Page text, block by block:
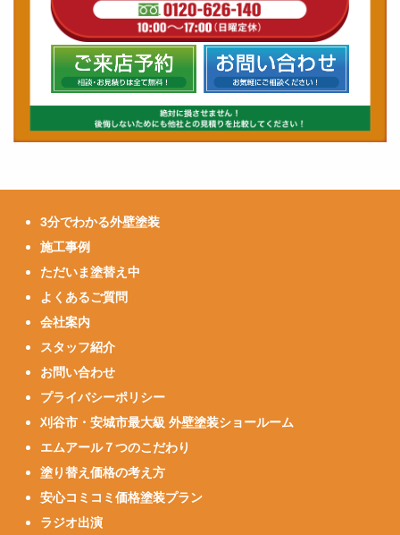
3分でわかる外壁塗装
施工事例
ただいま塗替え中
よくあるご質問
会社案内
スタッフ紹介
お問い合わせ
プライバシーポリシー
刈谷市・安城市最大級 外壁塗装ショールーム
エムアール７つのこだわり
塗り替え価格の考え方
安心コミコミ価格塗装プラン
ラジオ出演